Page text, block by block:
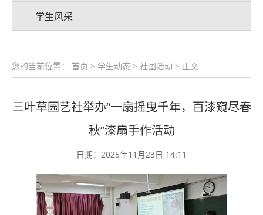
学生风采
您的当前位置： 首页 > 学生动态 > 社团活动 > 正文
三叶草园艺社举办“一扇摇曳千年，百漆窥尽春
秋”漆扇手作活动
日期：2025年11月23日 14:11